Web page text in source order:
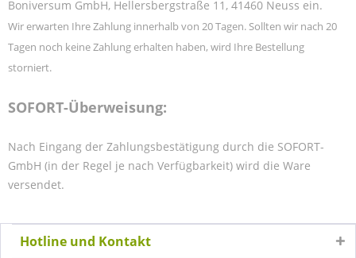
Boniversum GmbH, Hellersbergstraße 11, 41460 Neuss ein.
Wir erwarten Ihre Zahlung innerhalb von 20 Tagen. Sollten wir nach 20
Tagen noch keine Zahlung erhalten haben, wird Ihre Bestellung
storniert.
SOFORT-Überweisung:
Nach Eingang der Zahlungsbestätigung durch die SOFORT-
GmbH (in der Regel je nach Verfügbarkeit) wird die Ware
versendet.
Hotline und Kontakt